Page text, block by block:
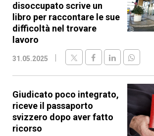
disoccupato scrive un
libro per raccontare le sue
difficoltà nel trovare
lavoro
31.05.2025
Giudicato poco integrato,
riceve il passaporto
svizzero dopo aver fatto
ricorso